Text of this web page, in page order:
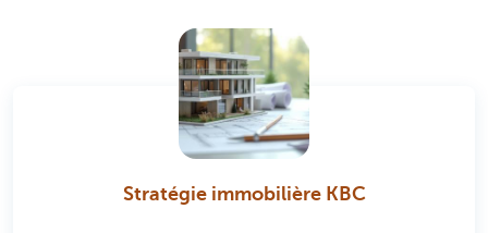
Stratégie immobilière KBC